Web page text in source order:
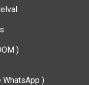
)
WhatsApp )